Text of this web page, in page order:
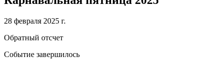
28 февраля 2025 г.
Обратный отсчет
Событие завершилось